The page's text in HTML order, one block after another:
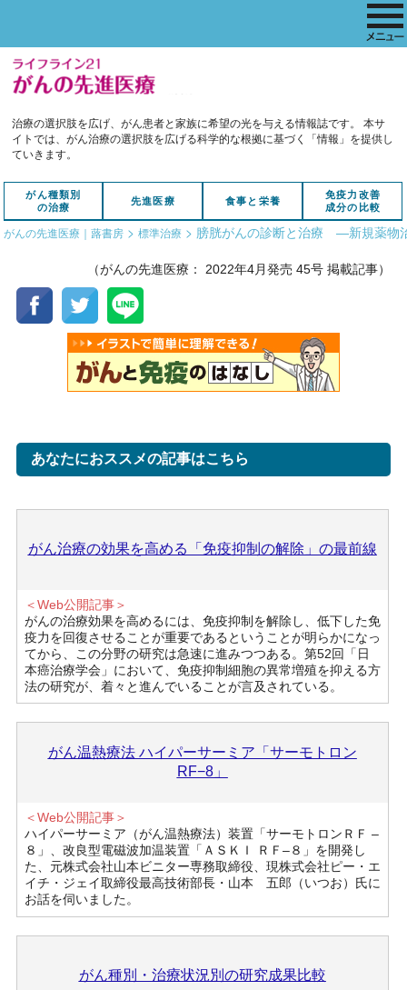
治療の選択肢を広げ、がん患者と家族に希望の光を与える情報誌です。
本サ
イトでは、がん治療の選択肢を広げる科学的な根拠に基づく「情報」を提供し
ていきます。
がん種類別
の治療
先進医療 食事と栄養
免疫力改善
成分の比較
がんの先進医療｜蕗書房 >標準治療 > 膀胱がんの診断と治療 ―新規薬物
（がんの先進医療： 2022年4月発売 45号 掲載記事）
あなたにおススメの記事はこちら
がん治療の効果を高める「免疫抑制の解除」の最前線
＜Web公開記事＞
がんの治療効果を高めるには、免疫抑制を解除し、低下した免
疫力を回復させることが重要であるということが明らかになっ
てから、この分野の研究は急速に進みつつある。第52回「日
本癌治療学会」において、免疫抑制細胞の異常増殖を抑える方
法の研究が、着々と進んでいることが言及されている。
がん温熱療法 ハイパーサーミア「サーモトロン
RF−8」
＜Web公開記事＞
ハイパーサーミア（がん温熱療法）装置「サーモトロンＲＦ –
８」、改良型電磁波加温装置「ＡＳＫＩ ＲＦ–８」を開発し
た、元株式会社山本ビニター専務取締役、現株式会社ピー・エ
イチ・ジェイ取締役最高技術部長・山本 五郎（いつお）氏に
お話を伺いました。
がん種別・治療状況別の研究成果比較